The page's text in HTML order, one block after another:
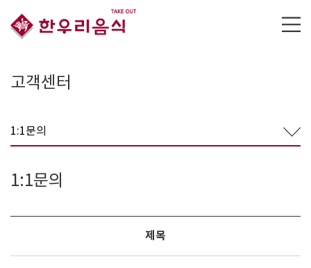
고객센터
1:1문의
1:1문의
제목